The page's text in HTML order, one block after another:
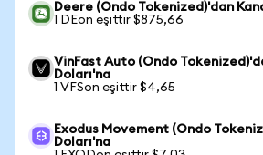
Deere (Ondo Tokenized)'dan
1 DEon eşittir $875,66
VinFast Auto (Ondo
Doları'na
1 VFSon eşittir $4,65
Exodus Movement (Ondo
Doları'na